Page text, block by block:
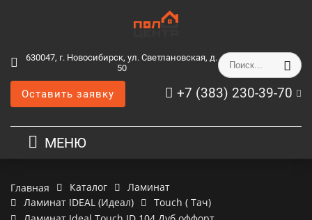
630047, г. Новосибирск, ул. Светлановская, д.
50
+7 (383) 230-39-70
Оставить заявку
МЕНЮ
Главная Каталог
Ламинат
Ламинат IDEAL (Идеал)
Touch ( Тач)